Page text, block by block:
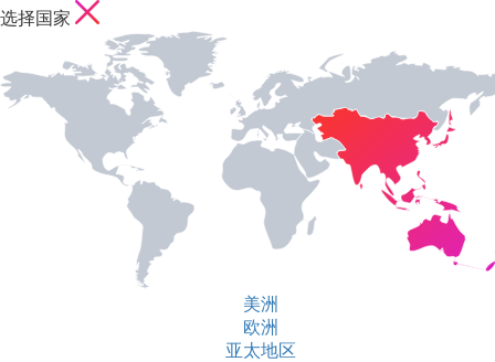
选择国家
美洲
欧洲
亚太地区